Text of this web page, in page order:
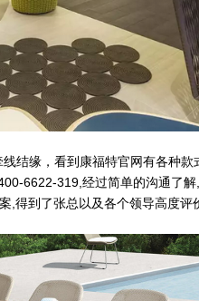
结缘，看到康福特官网有各种款
6622-319, 经过简单的沟通了解
得到了张总以及各个领导高度评